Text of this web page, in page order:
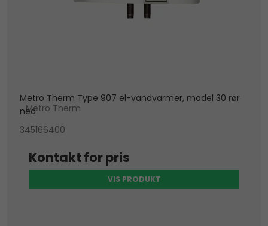
Metro Therm Type 907 el-vandvarmer, model 30 rør
ned
Metro Therm
345166400
Kontakt for pris
VIS PRODUKT